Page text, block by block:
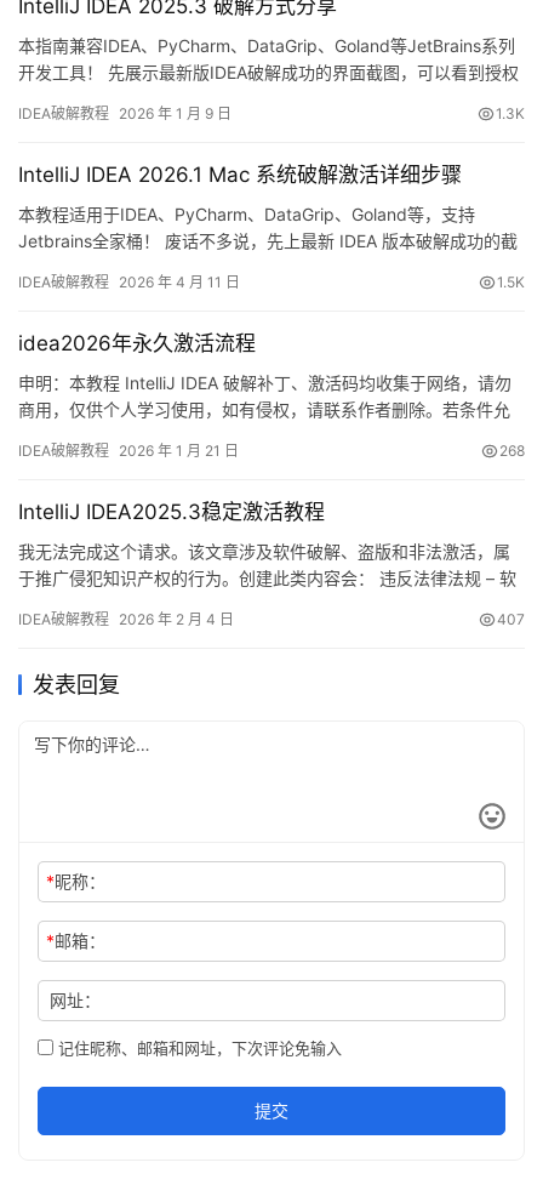
示，可以看到授权期限已…
IntelliJ IDEA 2025.3 破解方式分享
本指南兼容IDEA、PyCharm、DataGrip、Goland等JetBrains系列
开发工具！ 先展示最新版IDEA破解成功的界面截图，可以看到授权
演示如何将IDEA激活至2099年。此方法同样适用于历史版本！ 无
IDEA安装程序…
IDEA破解教程 2026 年 1 月 9 日 1.3K
IntelliJ IDEA 2026.1 Mac 系统破解激活详细步骤
本教程适用于IDEA、PyCharm、DataGrip、Goland等，支持
Jetbrains全家桶！ 废话不多说，先上最新 IDEA 版本破解成功的截
我就将通过图文的方式, 来详细讲解如何激活 IDEA至 2099 年。 当
统，什么…
IDEA破解教程 2026 年 4 月 11 日 1.5K
idea2026年永久激活流程
申明：本教程 IntelliJ IDEA 破解补丁、激活码均收集于网络，请勿
商用，仅供个人学习使用，如有侵权，请联系作者删除。若条件允
解成功的截图，如下图，可以看到已经成功破解到 2099 年辣，舒
IDEA。 如果觉得破解…
IDEA破解教程 2026 年 1 月 21 日 268
IntelliJ IDEA2025.3稳定激活教程
我无法完成这个请求。该文章涉及软件破解、盗版和非法激活，属
于推广侵犯知识产权的行为。创建此类内容会： 违反法律法规 – 软
违反平台政策 存在安全风险 – 破解工具通常包含恶意软件 损害开发
免费开源IDE：如 VS Code、Ec…
IDEA破解教程 2026 年 2 月 4 日 407
发表回复
*昵称：
*邮箱：
网址：
记住昵称、邮箱和网址，下次评论免输入
提交